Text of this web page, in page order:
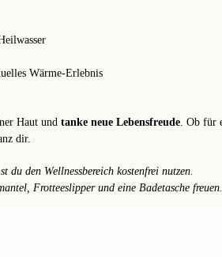
Wärme-Erlebnis
Haut und tanke neue Lebensfreude . Ob für
dir.
den Wellnessbereich kostenfrei nutzen.
Frotteeslipper und eine Badetasche freuen.